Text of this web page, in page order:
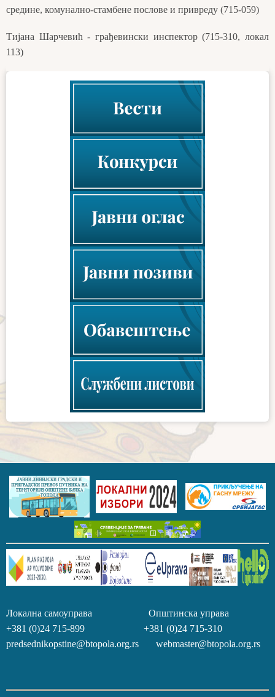
средине, комунално-стамбене послове и привреду (715-059)
Тијана Шарчевић - грађевински инспектор (715-310, локал
113)
Локална самоуправа Општинска управа
+381 (0)24 715-899 +381 (0)24 715-310
predsednikopstine@btopola.org.rs webmaster@btopola.org.rs